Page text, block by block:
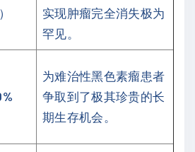
实现肿瘤完全消失极为
罕见。
为难治性黑色素瘤患者
争取到了极其珍贵的长
期生存机会。